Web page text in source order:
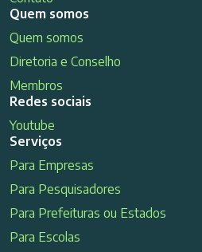
Quem somos
Quem somos
Diretoria e Conselho
Membros
Redes sociais
Youtube
Serviços
Para Empresas
Para Pesquisadores
Para Prefeituras ou Estados
Para Escolas